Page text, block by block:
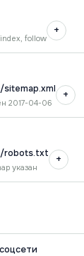
follow
+
2017-04-06
+
robots.txt
указан
+